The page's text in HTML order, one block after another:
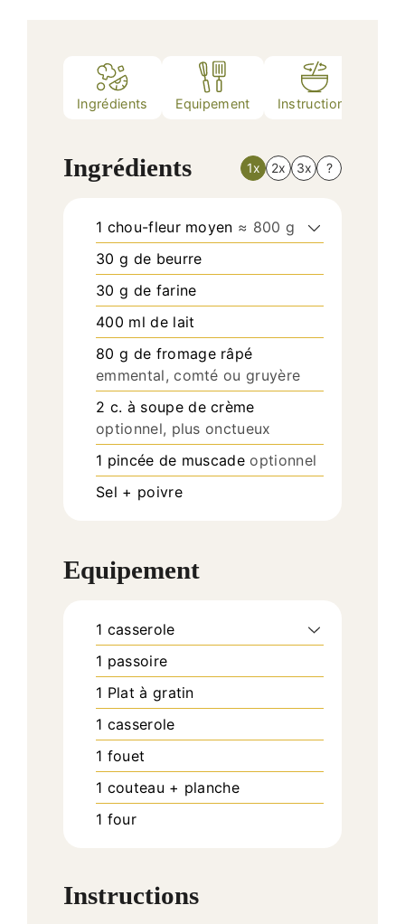
Ingrédients Equipement Instructions
Ingrédients 1x 2x 3x ?
1 chou-fleur moyen ≈ 800 g
30 g de beurre
30 g de farine
400 ml de lait
80 g de fromage râpé
emmental, comté ou gruyère
2 c. à soupede crème
optionnel, plus onctueux
1 pincée de muscade optionnel
Sel + poivre
Equipement
1 casserole
1 passoire
1 Plat à gratin
1 casserole
1 fouet
1 couteau + planche
1 four
Instructions